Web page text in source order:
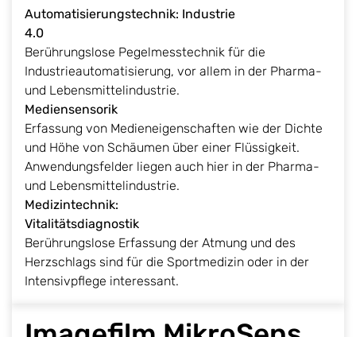
Automatisierungstechnik: Industrie
4.0
Berührungslose Pegelmesstechnik für die
Industrieautomatisierung, vor allem in der Pharma-
und Lebensmittelindustrie.
Erfassung von Medieneigenschaften wie der Dichte
und Höhe von Schäumen über einer Flüssigkeit.
Anwendungsfelder liegen auch hier in der Pharma-
und Lebensmittelindustrie.
Medizintechnik:
Berührungslose Erfassung der Atmung und des
Herzschlags sind für die Sportmedizin oder in der
Intensivpflege interessant.